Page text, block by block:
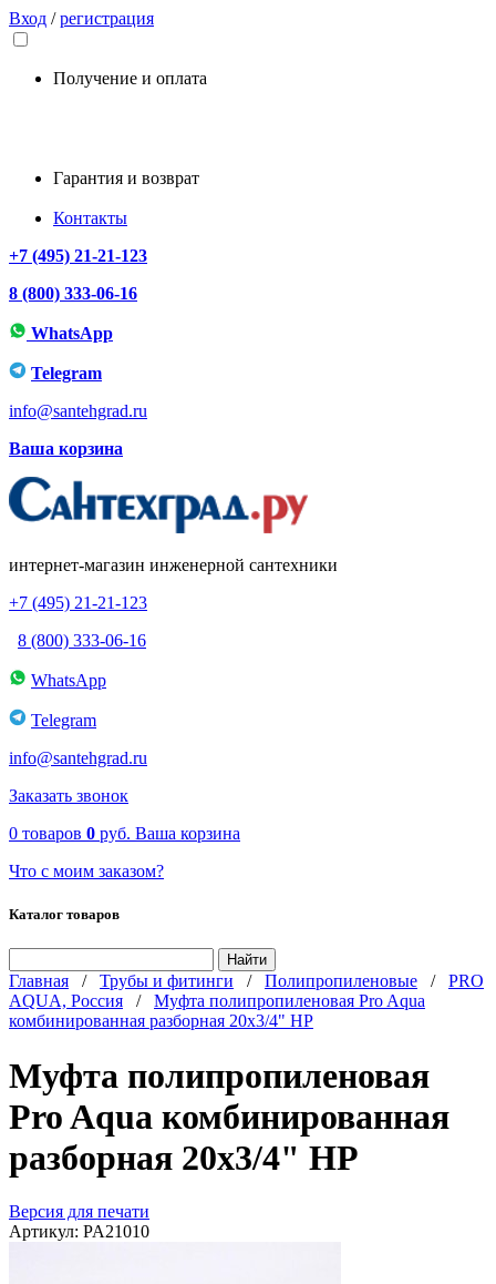
Вход /регистрация
Получение и оплата
Гарантия и возврат
Контакты
+7 (495) 21-21-123
8 (800) 333-06-16
WhatsApp
Telegram
info@santehgrad.ru
Ваша корзина
интернет-магазин инженерной сантехники
+7 (495) 21-21-123
8 (800) 333-06-16
WhatsApp
Telegram
info@santehgrad.ru
Заказать звонок
0 товаров 0 руб. Ваша корзина
Что с моим заказом?
Каталог товаров
Главная / Трубы и фитинги / Полипропиленовые / PRO
AQUA, Россия / Муфта полипропиленовая Pro Aqua
комбинированная разборная 20х3/4" НР
Муфта полипропиленовая
Pro Aqua комбинированная
разборная 20х3/4" НР
Версия для печати
Артикул: PA21010